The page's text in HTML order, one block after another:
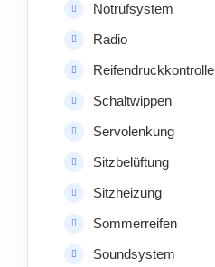
Notrufsystem
Radio
Reifendruckkontrolle
Schaltwippen
Servolenkung
Sitzbelüftung
Sitzheizung
Sommerreifen
Soundsystem